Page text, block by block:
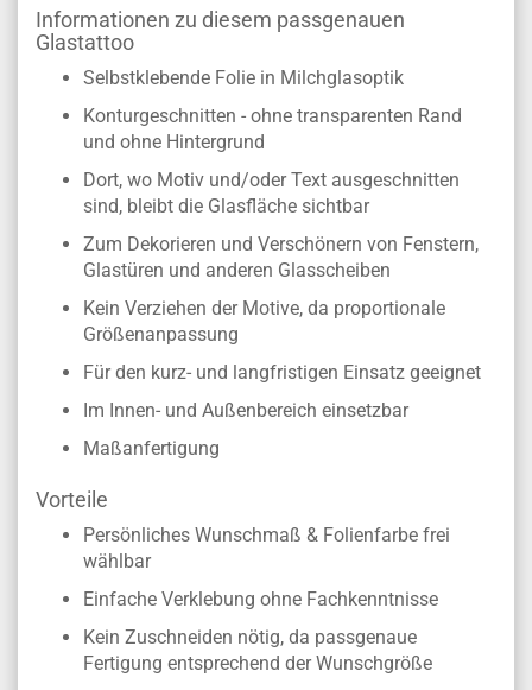
Informationen zu diesem passgenauen
Glastattoo
Selbstklebende Folie in Milchglasoptik
Konturgeschnitten - ohne transparenten Rand
und ohne Hintergrund
Dort, wo Motiv und/oder Text ausgeschnitten
sind, bleibt die Glasfläche sichtbar
Zum Dekorieren und Verschönern von Fenstern,
Glastüren und anderen Glasscheiben
Kein Verziehen der Motive, da proportionale
Größenanpassung
Für den kurz- und langfristigen Einsatz geeignet
Im Innen- und Außenbereich einsetzbar
Maßanfertigung
Vorteile
Persönliches Wunschmaß & Folienfarbe frei
wählbar
Einfache Verklebung ohne Fachkenntnisse
Kein Zuschneiden nötig, da passgenaue
Fertigung entsprechend der Wunschgröße